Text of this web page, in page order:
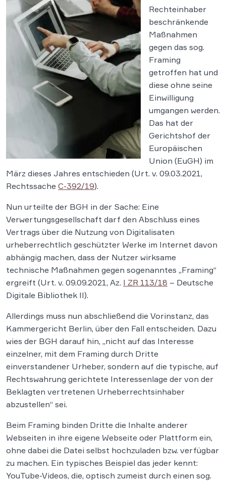
Rechteinhaber
beschränkende
Maßnahmen
gegen das sog.
Framing
getroffen hat und
diese ohne seine
Einwilligung
umgangen werden.
Das hat der
Gerichtshof der
Europäischen
Union (EuGH) im
März dieses Jahres entschieden (Urt. v. 09.03.2021,
Rechtssache C-392/19).
Nun urteilte der BGH in der Sache: Eine
Verwertungsgesellschaft darf den Abschluss eines
Vertrags über die Nutzung von Digitalisaten
urheberrechtlich geschützter Werke im Internet davon
abhängig machen, dass der Nutzer wirksame
technische Maßnahmen gegen sogenanntes „Framing“
ergreift (Urt. v. 09.09.2021, Az. I ZR 113/18 – Deutsche
Digitale Bibliothek II).
Allerdings muss nun abschließend die Vorinstanz, das
Kammergericht Berlin, über den Fall entscheiden. Dazu
wies der BGH darauf hin, „nicht auf das Interesse
einzelner, mit dem Framing durch Dritte
einverstandener Urheber, sondern auf die typische, auf
Rechtswahrung gerichtete Interessenlage der von der
Beklagten vertretenen Urheberrechtsinhaber
abzustellen“ sei.
Beim Framing binden Dritte die Inhalte anderer
Webseiten in ihre eigene Webseite oder Plattform ein,
ohne dabei die Datei selbst hochzuladen bzw. verfügbar
zu machen. Ein typisches Beispiel das jeder kennt:
YouTube-Videos, die, optisch zumeist durch einen sog.